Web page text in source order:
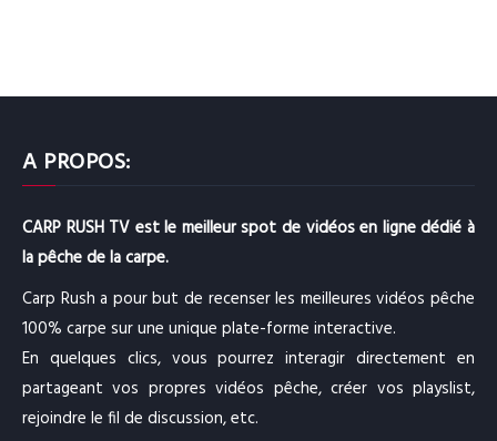
A PROPOS:
CARP RUSH TV est le meilleur spot de vidéos en ligne dédié à
la pêche de la carpe.
Carp Rush a pour but de recenser les meilleures vidéos pêche
100% carpe sur une unique plate-forme interactive.
En quelques clics, vous pourrez interagir directement en
partageant vos propres vidéos pêche, créer vos playslist,
rejoindre le fil de discussion, etc.